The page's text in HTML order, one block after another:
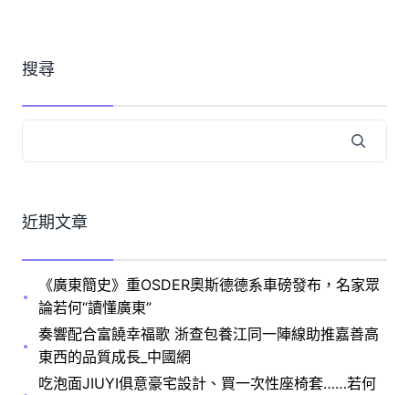
搜尋
近期文章
《廣東簡史》重OSDER奧斯德德系車磅發布，名家眾
論若何“讀懂廣東”
奏響配合富饒幸福歌 浙查包養江同一陣線助推嘉善高
東西的品質成長_中國網
吃泡面JIUYI俱意豪宅設計、買一次性座椅套……若何